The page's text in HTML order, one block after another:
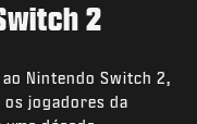
2
ao Nintendo Switch 2,
os jogadores da